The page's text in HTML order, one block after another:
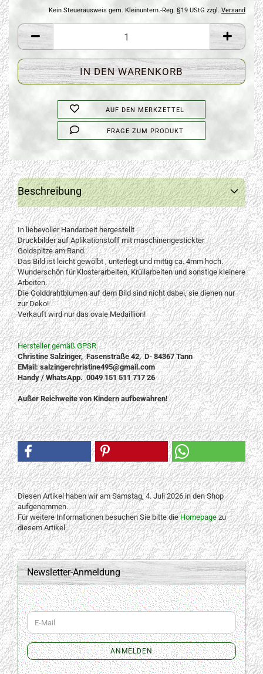
Kein Steuerausweis gem. Kleinuntern.-Reg. §19 UStG zzgl. Versand
AUF DEN MERKZETTEL
FRAGE ZUM PRODUKT
Beschreibung
In liebevoller Handarbeit hergestellt
Druckbilder auf Aplikationstoff mit maschinengestickter
Goldspitze am Rand.
Das Bild ist leicht gewölbt , unterlegt und mittig ca. 4mm hoch.
Wunderschön für Klosterarbeiten, Krüllarbeiten und sonstige kleinere
Arbeiten.
Die Golddrahtblumen auf dem Bild sind nicht dabei, sie dienen nur
zur Deko!
Verkauft wird nur das ovale Medaillion!
Hersteller gemäß GPSR
Christine Salzinger, Fasenstraße 42, D- 84367 Tann
EMail: salzingerchristine495@gmail.com
Handy / WhatsApp. 0049 151 511 717 26
Außer Reichweite von Kindern aufbewahren!
Diesen Artikel haben wir am Samstag, 4. Juli 2026 in den Shop
aufgenommen.
Für weitere Informationen besuchen Sie bitte dieHomepagezu
diesem Artikel.
Newsletter-Anmeldung
WEITER
ZUR
NEWSLETTER-
ANMELDUNG
E-
Mail
ANMELDEN